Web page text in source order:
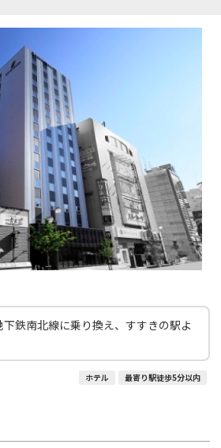
鉄南北線に乗り換え、すすきの駅よ
ホテル 最寄り駅徒歩5分以内